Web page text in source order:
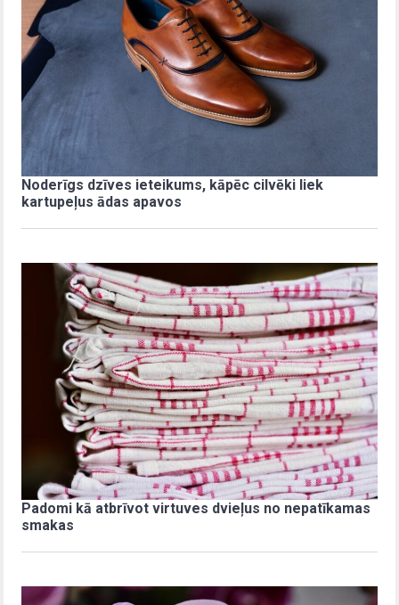
Noderīgs dzīves ieteikums, kāpēc cilvēki liek
kartupeļus ādas apavos
Padomi kā atbrīvot virtuves dvieļus no nepatīkamas
smakas